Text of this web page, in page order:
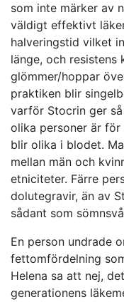
som inte märker av
väldigt effektivt
halveringstid vilket
länge, och resistens
glömmer/hoppar
praktiken blir
varför Stocrin ger
olika personer är
blir olika i blodet.
mellan män och
etniciteter. Färre
dolutegravir, än av
sådant som
En person undrade
fettomfördelning
Helena sa att nej,
generationens